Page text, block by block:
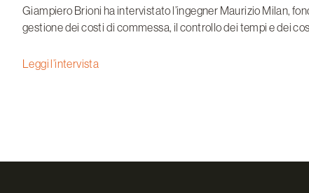
Giampiero Brioni ha intervistato l’ingegner Maurizio Milan,
gestione dei costi di commessa, il controllo dei tempi e dei
Leggi l’intervista